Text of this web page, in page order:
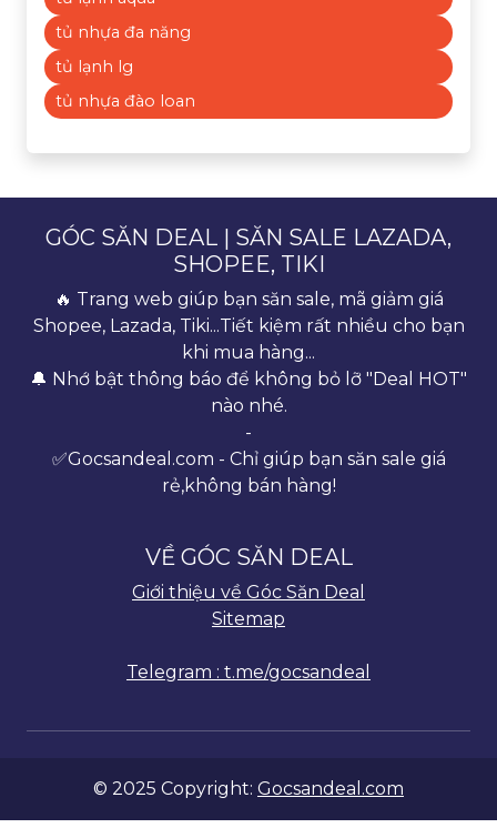
tủ nhựa đa năng
tủ lạnh lg
tủ nhựa đào loan
GÓC SĂN DEAL | SĂN SALE LAZADA,
SHOPEE, TIKI
🔥 Trang web giúp bạn săn sale, mã giảm giá
Shopee, Lazada, Tiki...Tiết kiệm rất nhiều cho bạn
khi mua hàng...
🔔 Nhớ bật thông báo để không bỏ lỡ "Deal HOT"
nào nhé.
-
✅Gocsandeal.com - Chỉ giúp bạn săn sale giá
rẻ,không bán hàng!
VỀ GÓC SĂN DEAL
Giới thiệu về Góc Săn Deal
Sitemap
Telegram : t.me/gocsandeal
© 2025 Copyright: Gocsandeal.com